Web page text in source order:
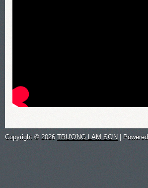
Copyright © 2026 TRƯƠNG LAM SƠN |